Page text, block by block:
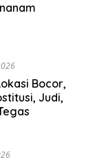
Bocor,
Judi,